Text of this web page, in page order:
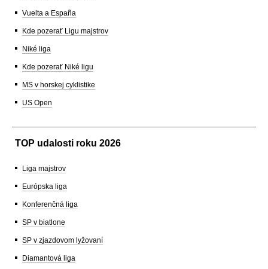
Vuelta a España
Kde pozerať Ligu majstrov
Niké liga
Kde pozerať Niké ligu
MS v horskej cyklistike
US Open
TOP udalosti roku 2026
Liga majstrov
Európska liga
Konferenčná liga
SP v biatlone
SP v zjazdovom lyžovaní
Diamantová liga